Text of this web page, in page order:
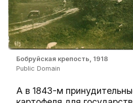
Бобруйская крепость, 1918
Public Domain
А в 1843-м